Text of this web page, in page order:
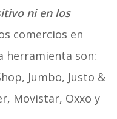
ni en los
comercios en
herramienta son:
Jumbo, Justo &
Movistar, Oxxo y